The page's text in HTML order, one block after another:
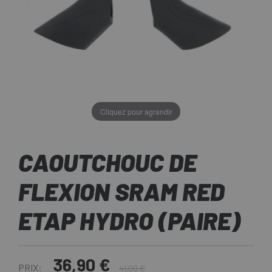
Cliquez pour agrandir
CAOUTCHOUC DE
FLEXION SRAM RED
ETAP HYDRO (PAIRE)
PRIX: 36,90 € 41,00 €